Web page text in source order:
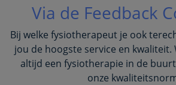
Via de Feedback
Bij welke fysiotherapeut je ook
jou de hoogste service en kwaliteit.
altijd een fysiotherapie in de
onze